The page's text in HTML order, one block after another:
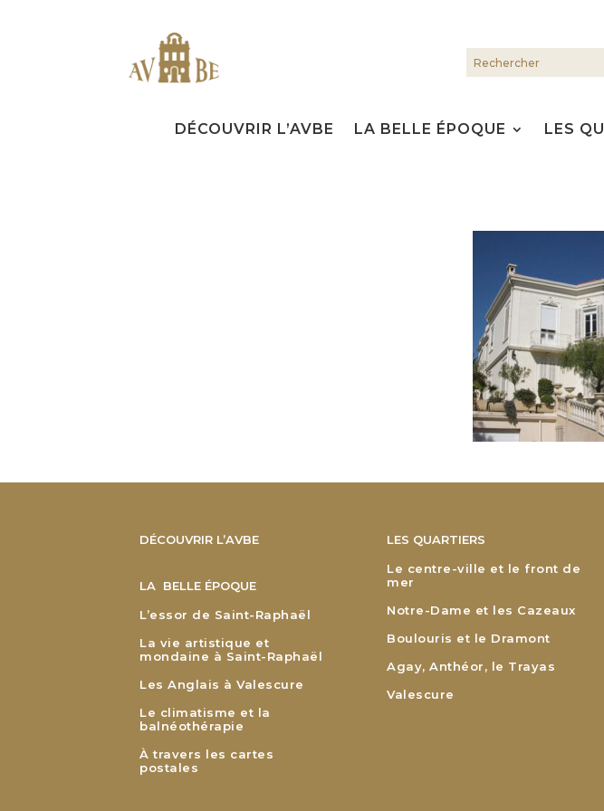
DÉCOUVRIR L’AVBE LA BELLE ÉPOQUE LES
DÉCOUVRIR L’AVBE
LA BELLE ÉPOQUE
L’essor de Saint-Raphaël
La vie artistique et
mondaine à Saint-Raphaël
Les Anglais à Valescure
Le climatisme et la
balnéothérapie
À travers les cartes
postales
LES QUARTIERS
Le centre-ville et le front de
mer
Notre-Dame et les Cazeaux
Boulouris et le Dramont
Agay, Anthéor, le Trayas
Valescure